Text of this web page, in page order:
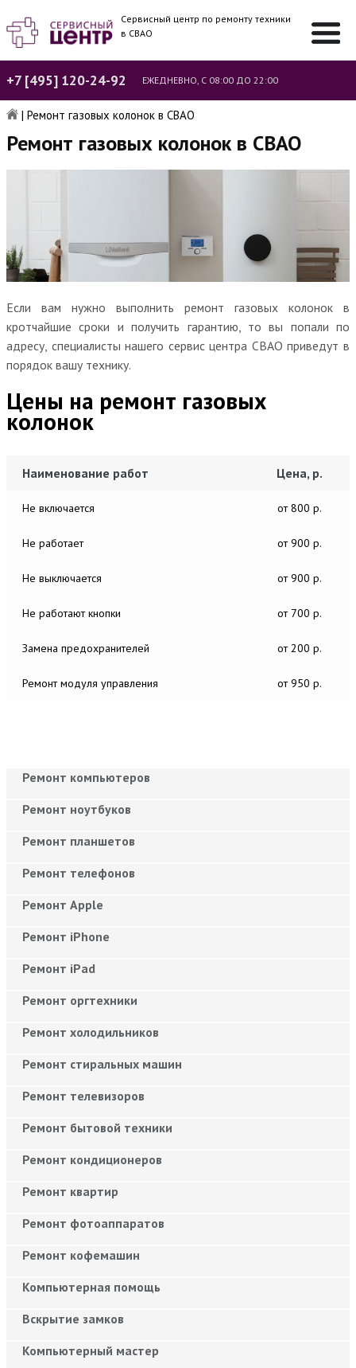
Сервисный центр по ремонту техники
в СВАО
+7 [495] 120-24-92 ЕЖЕДНЕВНО, С 08:00 ДО 22:00
| Ремонт газовых колонок в СВАО
Ремонт газовых колонок в СВАО
Если вам нужно выполнить ремонт газовых колонок в
кротчайшие сроки и получить гарантию, то вы попали по
адресу, специалисты нашего сервис центра СВАО приведут в
порядок вашу технику.
Цены на ремонт газовых
колонок
Наименование работ Цена, р.
Не включается от 800 р.
Не работает от 900 р.
Не выключается от 900 р.
Не работают кнопки от 700 р.
Замена предохранителей от 200 р.
Ремонт модуля управления от 950 р.
Ремонт компьютеров
Ремонт ноутбуков
Ремонт планшетов
Ремонт телефонов
Ремонт Apple
Ремонт iPhone
Ремонт iPad
Ремонт оргтехники
Ремонт холодильников
Ремонт стиральных машин
Ремонт телевизоров
Ремонт бытовой техники
Ремонт кондиционеров
Ремонт квартир
Ремонт фотоаппаратов
Ремонт кофемашин
Компьютерная помощь
Вскрытие замков
Компьютерный мастер